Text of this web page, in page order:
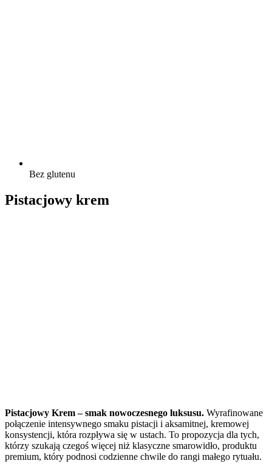
Bez glutenu
Pistacjowy krem
Pistacjowy Krem – smak nowoczesnego luksusu. Wyrafinowane
połączenie intensywnego smaku pistacji i aksamitnej, kremowej
konsystencji, która rozpływa się w ustach. To propozycja dla tych,
którzy szukają czegoś więcej niż klasyczne smarowidło, produktu
premium, który podnosi codzienne chwile do rangi małego rytuału.